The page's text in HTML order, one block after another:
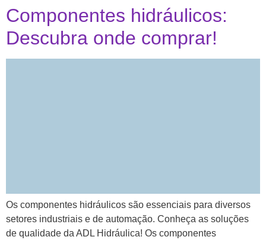
Componentes hidráulicos:
Descubra onde comprar!
Os componentes hidráulicos são essenciais para diversos
setores industriais e de automação. Conheça as soluções
de qualidade da ADL Hidráulica! Os componentes